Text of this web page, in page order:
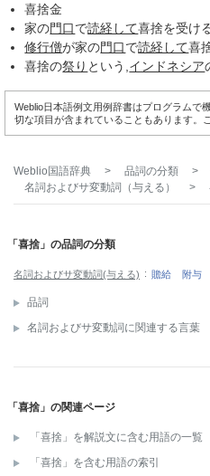
喜捨金
家の門口で読経して喜捨を受け
修行僧が家の門口で読経して喜
喜捨の祭り という, インドネシア
Weblio日本語例文用例辞書はプログラムで
切な項目が含まれていることもあります。
Weblio国語辞典 > 品詞の分類 >
名詞およびサ変動詞（与える）
>
「喜捨」の品詞の分類
名詞およびサ変動詞(与える) 贍給 附与
品詞
名詞およびサ変動詞に関連する言葉
「喜捨」の関連ページ
「喜捨」を解説文に含む用語の一覧
「喜捨」を含む用語の索引